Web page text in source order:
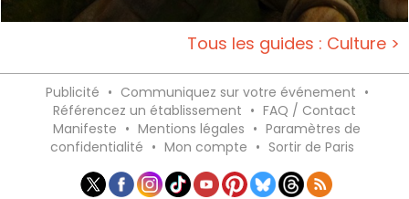
Tous les guides : Culture >
Publicité • Communiquez sur votre événement •
Référencez un établissement • FAQ / Contact
Manifeste • Mentions légales • Paramètres de
confidentialité • Mon compte • Sortir de Paris